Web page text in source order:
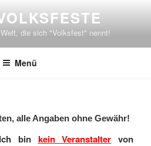
die sich "Volksfest" nennt!
Menü
alle Angaben ohne Gewähr!
bin kein Veranstalter von